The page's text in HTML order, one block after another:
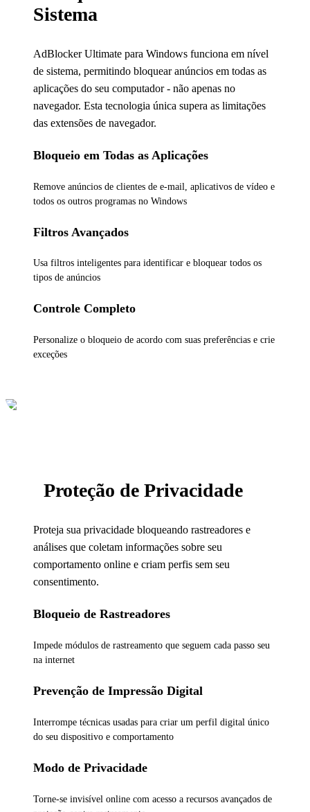
Sistema
AdBlocker Ultimate para Windows funciona em nível
de sistema, permitindo bloquear anúncios em todas as
aplicações do seu computador - não apenas no
navegador. Esta tecnologia única supera as limitações
das extensões de navegador.
Bloqueio em Todas as Aplicações
Remove anúncios de clientes de e-mail, aplicativos de vídeo e
todos os outros programas no Windows
Filtros Avançados
Usa filtros inteligentes para identificar e bloquear todos os
tipos de anúncios
Controle Completo
Personalize o bloqueio de acordo com suas preferências e crie
exceções
Proteção de Privacidade
Proteja sua privacidade bloqueando rastreadores e
análises que coletam informações sobre seu
comportamento online e criam perfis sem seu
consentimento.
Bloqueio de Rastreadores
Impede módulos de rastreamento que seguem cada passo seu
na internet
Prevenção de Impressão Digital
Interrompe técnicas usadas para criar um perfil digital único
do seu dispositivo e comportamento
Modo de Privacidade
Torne-se invisível online com acesso a recursos avançados de